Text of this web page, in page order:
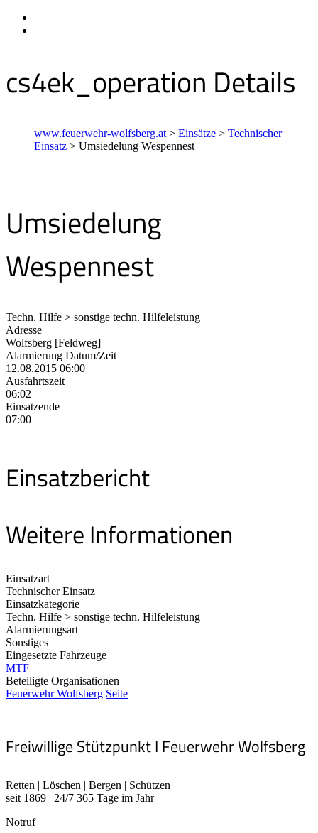
cs4ek_operation Details
www.feuerwehr-wolfsberg.at > Einsätze > Technischer
Einsatz > Umsiedelung Wespennest
Umsiedelung
Wespennest
Techn. Hilfe > sonstige techn. Hilfeleistung
Adresse
Wolfsberg [Feldweg]
Alarmierung Datum/Zeit
12.08.2015 06:00
Ausfahrtszeit
06:02
Einsatzende
07:00
Einsatzbericht
Weitere Informationen
Einsatzart
Technischer Einsatz
Einsatzkategorie
Techn. Hilfe > sonstige techn. Hilfeleistung
Alarmierungsart
Sonstiges
Eingesetzte Fahrzeuge
MTF
Beteiligte Organisationen
Feuerwehr Wolfsberg Seite
Freiwillige Stützpunkt I Feuerwehr Wolfsberg
Retten | Löschen | Bergen | Schützen
seit 1869 | 24/7 365 Tage im Jahr
Notruf